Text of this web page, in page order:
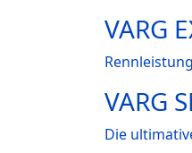
VARG
VARG
Die